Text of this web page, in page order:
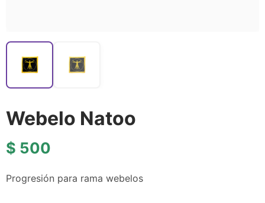
Webelo Natoo
$ 500
Progresión para rama webelos